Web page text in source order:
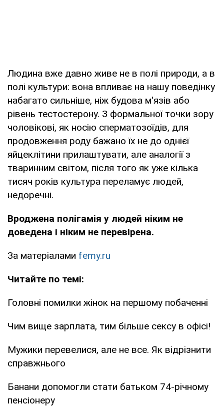
Людина вже давно живе не в полі природи, а в
полі культури: вона впливає на нашу поведінку
набагато сильніше, ніж будова м'язів або
рівень тестостерону. З формальної точки зору
чоловікові, як носію сперматозоїдів, для
продовження роду бажано їх не до однієї
яйцеклітини прилаштувати, але аналогії з
тваринним світом, після того як уже кілька
тисяч років культура переламує людей,
недоречні.
Вроджена полігамія у людей ніким не
доведена і ніким не перевірена.
За матеріалами femy.ru
Читайте по темі:
Головні помилки жінок на першому побаченні
Чим вище зарплата, тим більше сексу в офісі!
Мужики перевелися, але не все. Як відрізнити
справжнього
Банани допомогли стати батьком 74-річному
пенсіонеру